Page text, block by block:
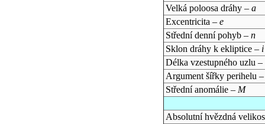
Velká poloosa dráhy – a
Excentricita – e
Střední denní pohyb – n
Sklon dráhy k ekliptice – i
Délka vzestupného uzlu –
Argument šířky perihelu
Střední anomálie – M
Absolutní hvězdná